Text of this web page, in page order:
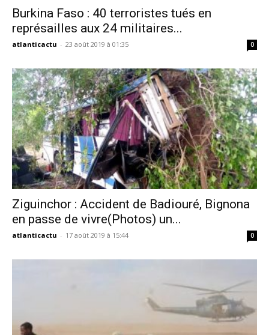
Burkina Faso : 40 terroristes tués en
représailles aux 24 militaires...
atlanticactu - 23 août 2019 à 01:35 0
Ziguinchor : Accident de Badiouré, Bignona
en passe de vivre(Photos) un...
atlanticactu - 17 août 2019 à 15:44 0